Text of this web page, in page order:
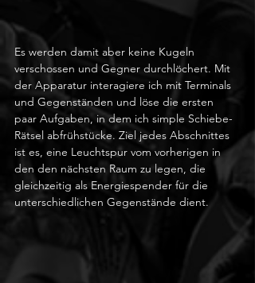
Es werden damit aber keine Kugeln
verschossen und Gegner durchlöchert. Mit
der Apparatur interagiere ich mit Terminals
und Gegenständen und löse die ersten
paar Aufgaben, in dem ich simple Schiebe-
Rätsel abfrühstücke. Ziel jedes Abschnittes
ist es, eine Leuchtspur vom vorherigen in
den den nächsten Raum zu legen, die
gleichzeitig als Energiespender für die
unterschiedlichen Gegenstände dient.